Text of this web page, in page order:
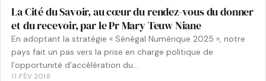
La Cité du Savoir, au cœur du rendez-vous du donner
et du recevoir, par le Pr Mary Teuw Niane
En adoptant la stratégie « Sénégal Numérique 2025 », notre
pays fait un pas vers la prise en charge politique de
l’opportunité d’accélération du…
11 FÉV 2018